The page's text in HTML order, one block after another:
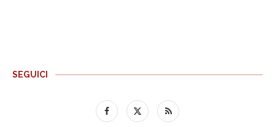
SEGUICI